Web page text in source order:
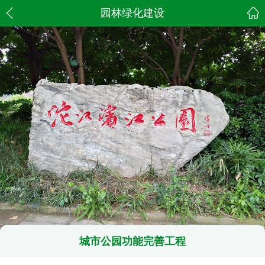
园林绿化建设
城市公园功能完善工程